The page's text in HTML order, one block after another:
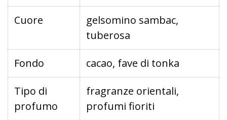
Cuore
gelsomino sambac,
tuberosa
Fondo cacao, fave di tonka
Tipo di
profumo
fragranze orientali,
profumi fioriti